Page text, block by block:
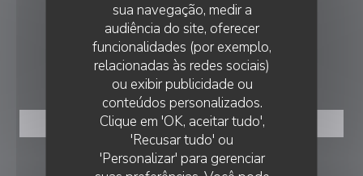
sua navegação, medir a
audiência do site, oferecer
funcionalidades (por exemplo,
relacionadas às redes sociais)
ou exibir publicidade ou
conteúdos personalizados.
Clique em 'OK, aceitar tudo',
'Recusar tudo' ou
'Personalizar' para gerenciar
01 41 21 50 76
RESERVA
RESERVAR UMA MESA
SIGA-NOS
PAPILLES & EPICES